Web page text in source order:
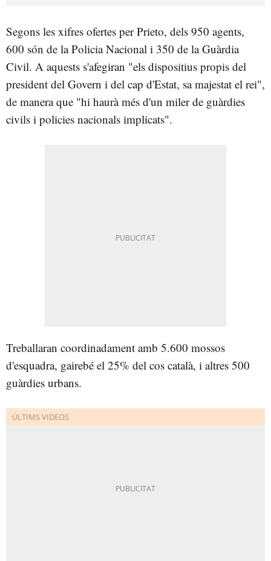
Segons les xifres ofertes per Prieto, dels 950 agents,
600 són de la Policia Nacional i 350 de la Guàrdia
Civil. A aquests s'afegiran "els dispositius propis del
president del Govern i del cap d'Estat, sa majestat el rei",
de manera que "hi haurà més d'un miler de guàrdies
civils i policies nacionals implicats".
Treballaran coordinadament amb 5.600 mossos
d'esquadra, gairebé el 25% del cos català, i altres 500
guàrdies urbans.